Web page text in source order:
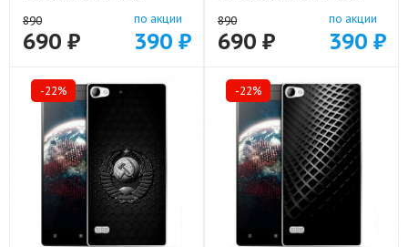
890
690 ₽
по акции
390 ₽
890
690 ₽
по акции
390 ₽
-22% -22%